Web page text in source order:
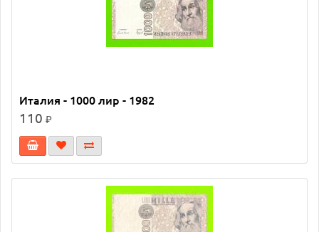
Италия - 1000 лир - 1982
110 ₽